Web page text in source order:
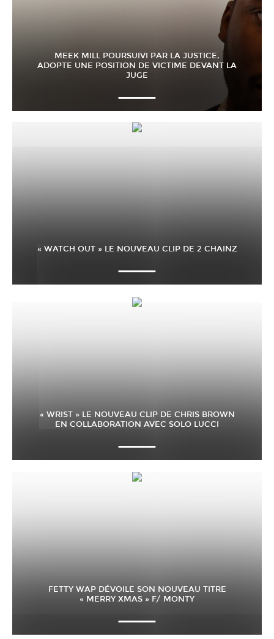
MEEK MILL POURSUIVI PAR LA JUSTICE,
ADOPTE UNE POSITION DE VICTIME DEVANT LA
JUGE
« WATCH OUT » LE NOUVEAU CLIP DE 2 CHAINZ
« WRIST » LE NOUVEAU CLIP DE CHRIS BROWN
EN COLLABORATION AVEC SOLO LUCCI
FETTY WAP DÉVOILE SON NOUVEAU TITRE
« MERRY XMAS » F/ MONTY